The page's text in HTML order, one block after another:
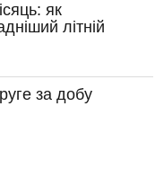
як
літній
за добу